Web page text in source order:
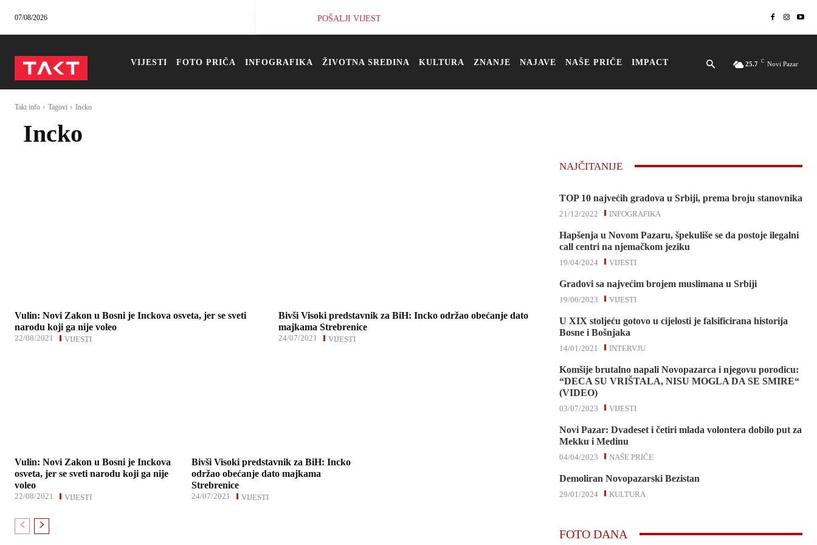
07/08/2026 POŠALJI VIJEST
VIJESTI FOTO PRIČA INFOGRAFIKA ŽIVOTNA SREDINA KULTURA ZNANJE NAJAVE NAŠE PRIČE IMPACT 25.7 C Novi Pazar
Takt info Tagovi Incko
Incko
Vulin: Novi Zakon u Bosni je Inckova osveta, jer se sveti
narodu koji ga nije voleo
VIJESTI
22/08/2021
Bivši Visoki predstavnik za BiH: Incko održao obećanje dato
majkama Strebrenice
VIJESTI
24/07/2021
Vulin: Novi Zakon u Bosni je Inckova
osveta, jer se sveti narodu koji ga nije
voleo
VIJESTI
22/08/2021
Bivši Visoki predstavnik za BiH: Incko
održao obećanje dato majkama
Strebrenice
VIJESTI
24/07/2021
NAJČITANIJE
TOP 10 najvećih gradova u Srbiji, prema broju stanovnika
INFOGRAFIKA
21/12/2022
Hapšenja u Novom Pazaru, špekuliše se da postoje ilegalni
call centri na njemačkom jeziku
VIJESTI
19/04/2024
Gradovi sa najvećim brojem muslimana u Srbiji
VIJESTI
19/06/2023
U XIX stoljeću gotovo u cijelosti je falsificirana historija
Bosne i Bošnjaka
INTERVJU
14/01/2021
Komšije brutalno napali Novopazarca i njegovu porodicu:
“DECA SU VRIŠTALA, NISU MOGLA DA SE SMIRE“
(VIDEO)
VIJESTI
03/07/2023
Novi Pazar: Dvadeset i četiri mlada volontera dobilo put za
Mekku i Medinu
NAŠE PRIČE
04/04/2023
Demoliran Novopazarski Bezistan
KULTURA
29/01/2024
FOTO DANA